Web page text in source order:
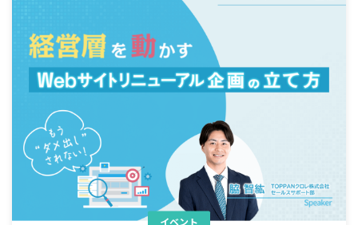
イベント